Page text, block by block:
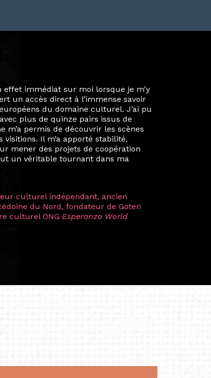
et ma vie professionnelle dans les
mon année au sein du Diplôme
européen aussi inattendu que
delà de la salle de classe. En
à collaborer sur des projets
Helsinki à Kuala Lumpur, Langkawi,
ainsi ma vision de curatrice
à travers les disciplines et les
marquantes fut celle avec ma
— une amitié dont la générosité et
et m’ont conduite de
d’une décennie. Aujourd’hui encore,
année intense et inspirante
de rêver, de créer et de tendre
/Germany)